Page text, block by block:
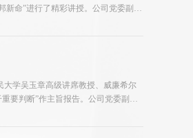
命”进行了精彩讲授。公司党委副书
大学吴玉章高级讲席教授、威廉希尔
要判断”作主旨报告。公司党委副书